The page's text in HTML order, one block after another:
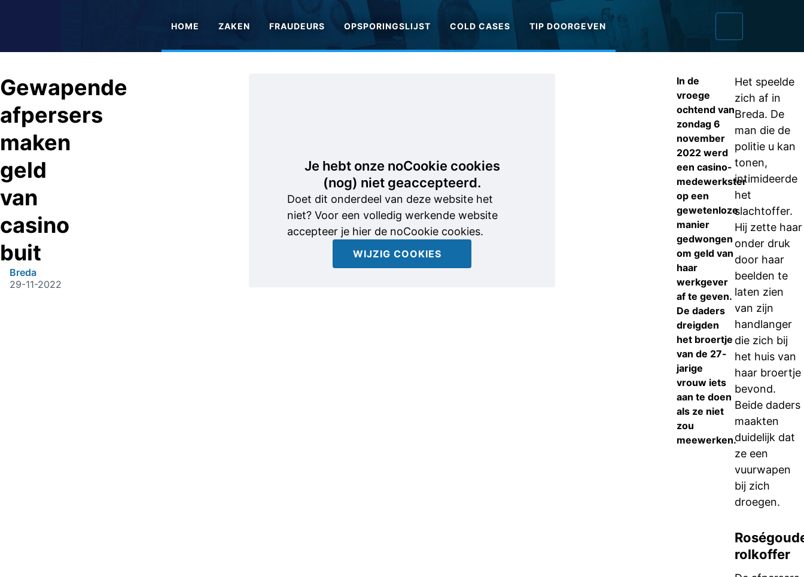
HOME ZAKEN FRAUDEURS OPSPORINGSLIJST COLD CASES TIP DOORGEVEN
Gewapende
afpersers
maken
geld
van
casino
buit
Breda
29-11-2022
Je hebt onze noCookie cookies
(nog) niet geaccepteerd.
Doet dit onderdeel van deze website het
niet? Voor een volledig werkende website
accepteer je hier de noCookie cookies.
WIJZIG COOKIES
In de
vroege
ochtend van
zondag 6
november
2022 werd
een casino-
medewerkster
op een
gewetenloze
manier
gedwongen
om geld van
haar
werkgever
af te geven.
De daders
dreigden
het broertje
van de 27-
jarige
vrouw iets
aan te doen
als ze niet
zou
meewerken.
Het speelde
zich af in
Breda. De
man die de
politie u kan
tonen,
intimideerde
het
slachtoffer.
Hij zette haar
onder druk
door haar
beelden te
laten zien
van zijn
handlanger
die zich bij
het huis van
haar broertje
bevond.
Beide daders
maakten
duidelijk dat
ze een
vuurwapen
bij zich
droegen.
rolkoffer